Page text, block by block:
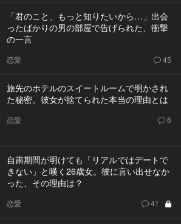
「君のこと、もっと知りたいから…」出会
ったばかりの男の部屋で告げられた、衝撃
の一言
恋愛 45
旅先のホテルのスイートルームで明かされ
た秘密。彼女が捨てられた本当の理由とは
恋愛 6
自粛期間が明けても「リアルではデートで
きない」と嘆く26歳女。彼に言い出せなか
った、その理由は？
恋愛 41